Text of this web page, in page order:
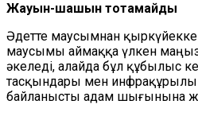
Жауын-шашын тоқтамайды
Әдетте маусымнан
маусымы аймаққа үлкен
әкеледі, алайда бұл құбылыс
тасқындары мен
байланысты адам шығынына